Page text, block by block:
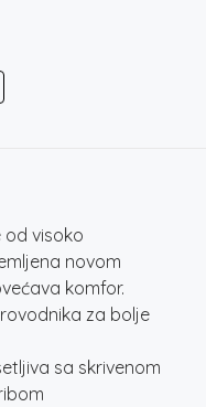
visoko
novom
komfor.
za bolje
sa skrivenom